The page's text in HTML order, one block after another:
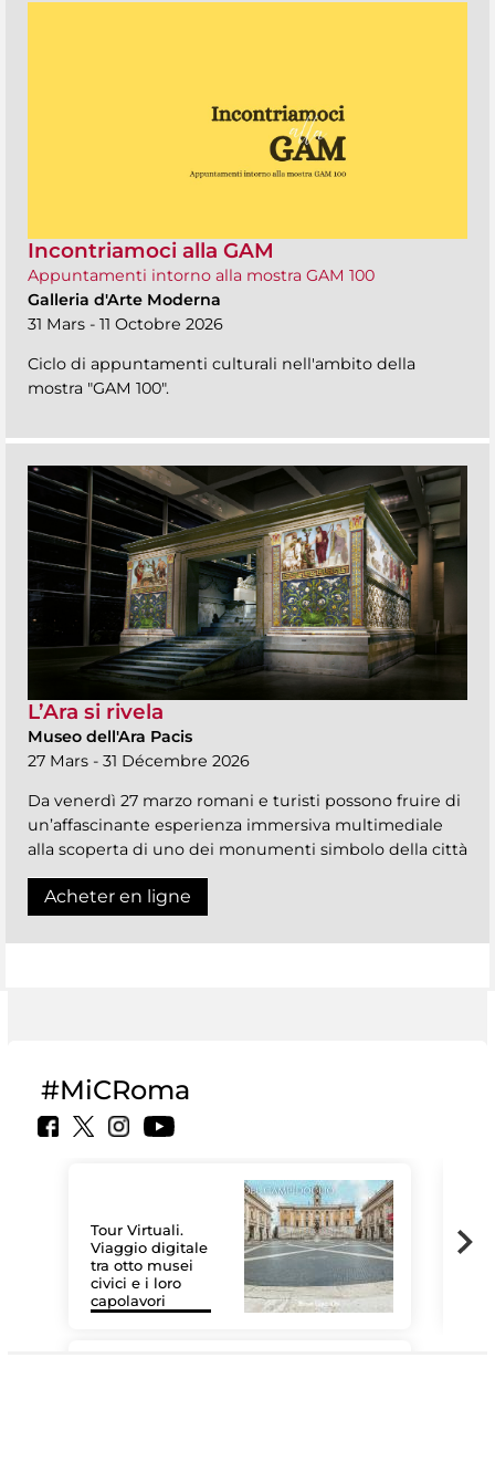
Incontriamoci alla GAM
Appuntamenti intorno alla mostra GAM 100
Galleria d'Arte Moderna
31 Mars - 11 Octobre 2026
Ciclo di appuntamenti culturali nell'ambito della
mostra "GAM 100".
L’Ara si rivela
Museo dell'Ara Pacis
27 Mars - 31 Décembre 2026
Da venerdì 27 marzo romani e turisti possono fruire di
un’affascinante esperienza immersiva multimediale
alla scoperta di uno dei monumenti simbolo della città
Acheter en ligne
#MiCRoma
Tour Virtuali.
Viaggio digitale
tra otto musei
civici e i loro
capolavori